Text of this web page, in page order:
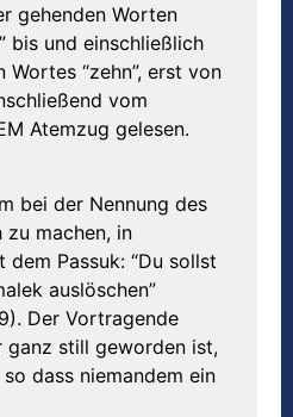
gehenden Worten
bis und einschließlich
“zehn”, erst von
vom
Atemzug gelesen.
bei der Nennung des
zu machen, in
Passuk: “Du sollst
auslöschen”
Der Vortragende
still geworden ist,
dass niemandem ein